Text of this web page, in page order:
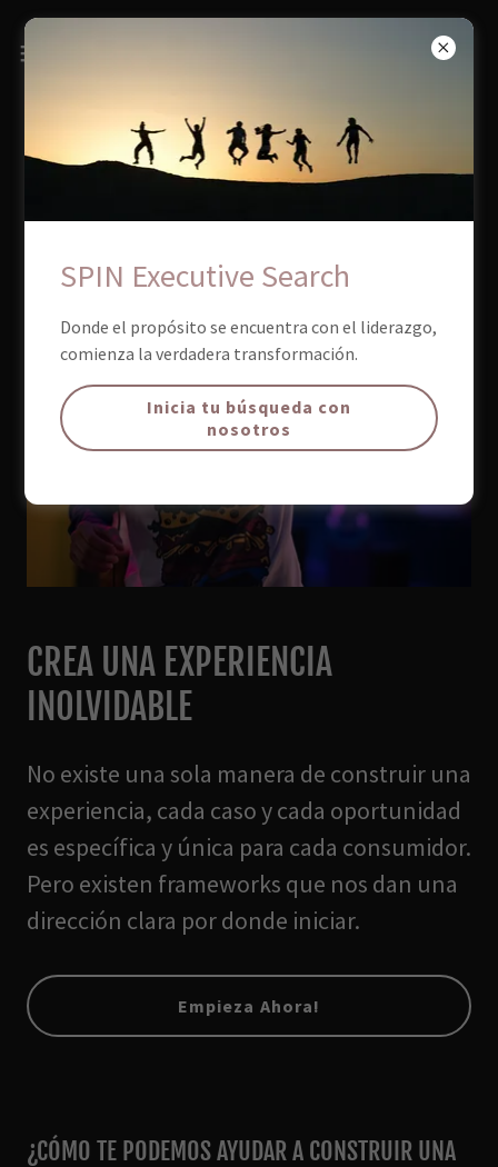
CREA UNA EXPERIENCIA
INOLVIDABLE
No existe una sola manera de construir una
experiencia, cada caso y cada oportunidad
es específica y única para cada consumidor.
Pero existen frameworks que nos dan una
dirección clara por donde iniciar.
Empieza Ahora!
¿CÓMO TE PODEMOS AYUDAR A CONSTRUIR UNA
SPIN Executive Search
Donde el propósito se encuentra con el liderazgo,
comienza la verdadera transformación.
Inicia tu búsqueda con
nosotros